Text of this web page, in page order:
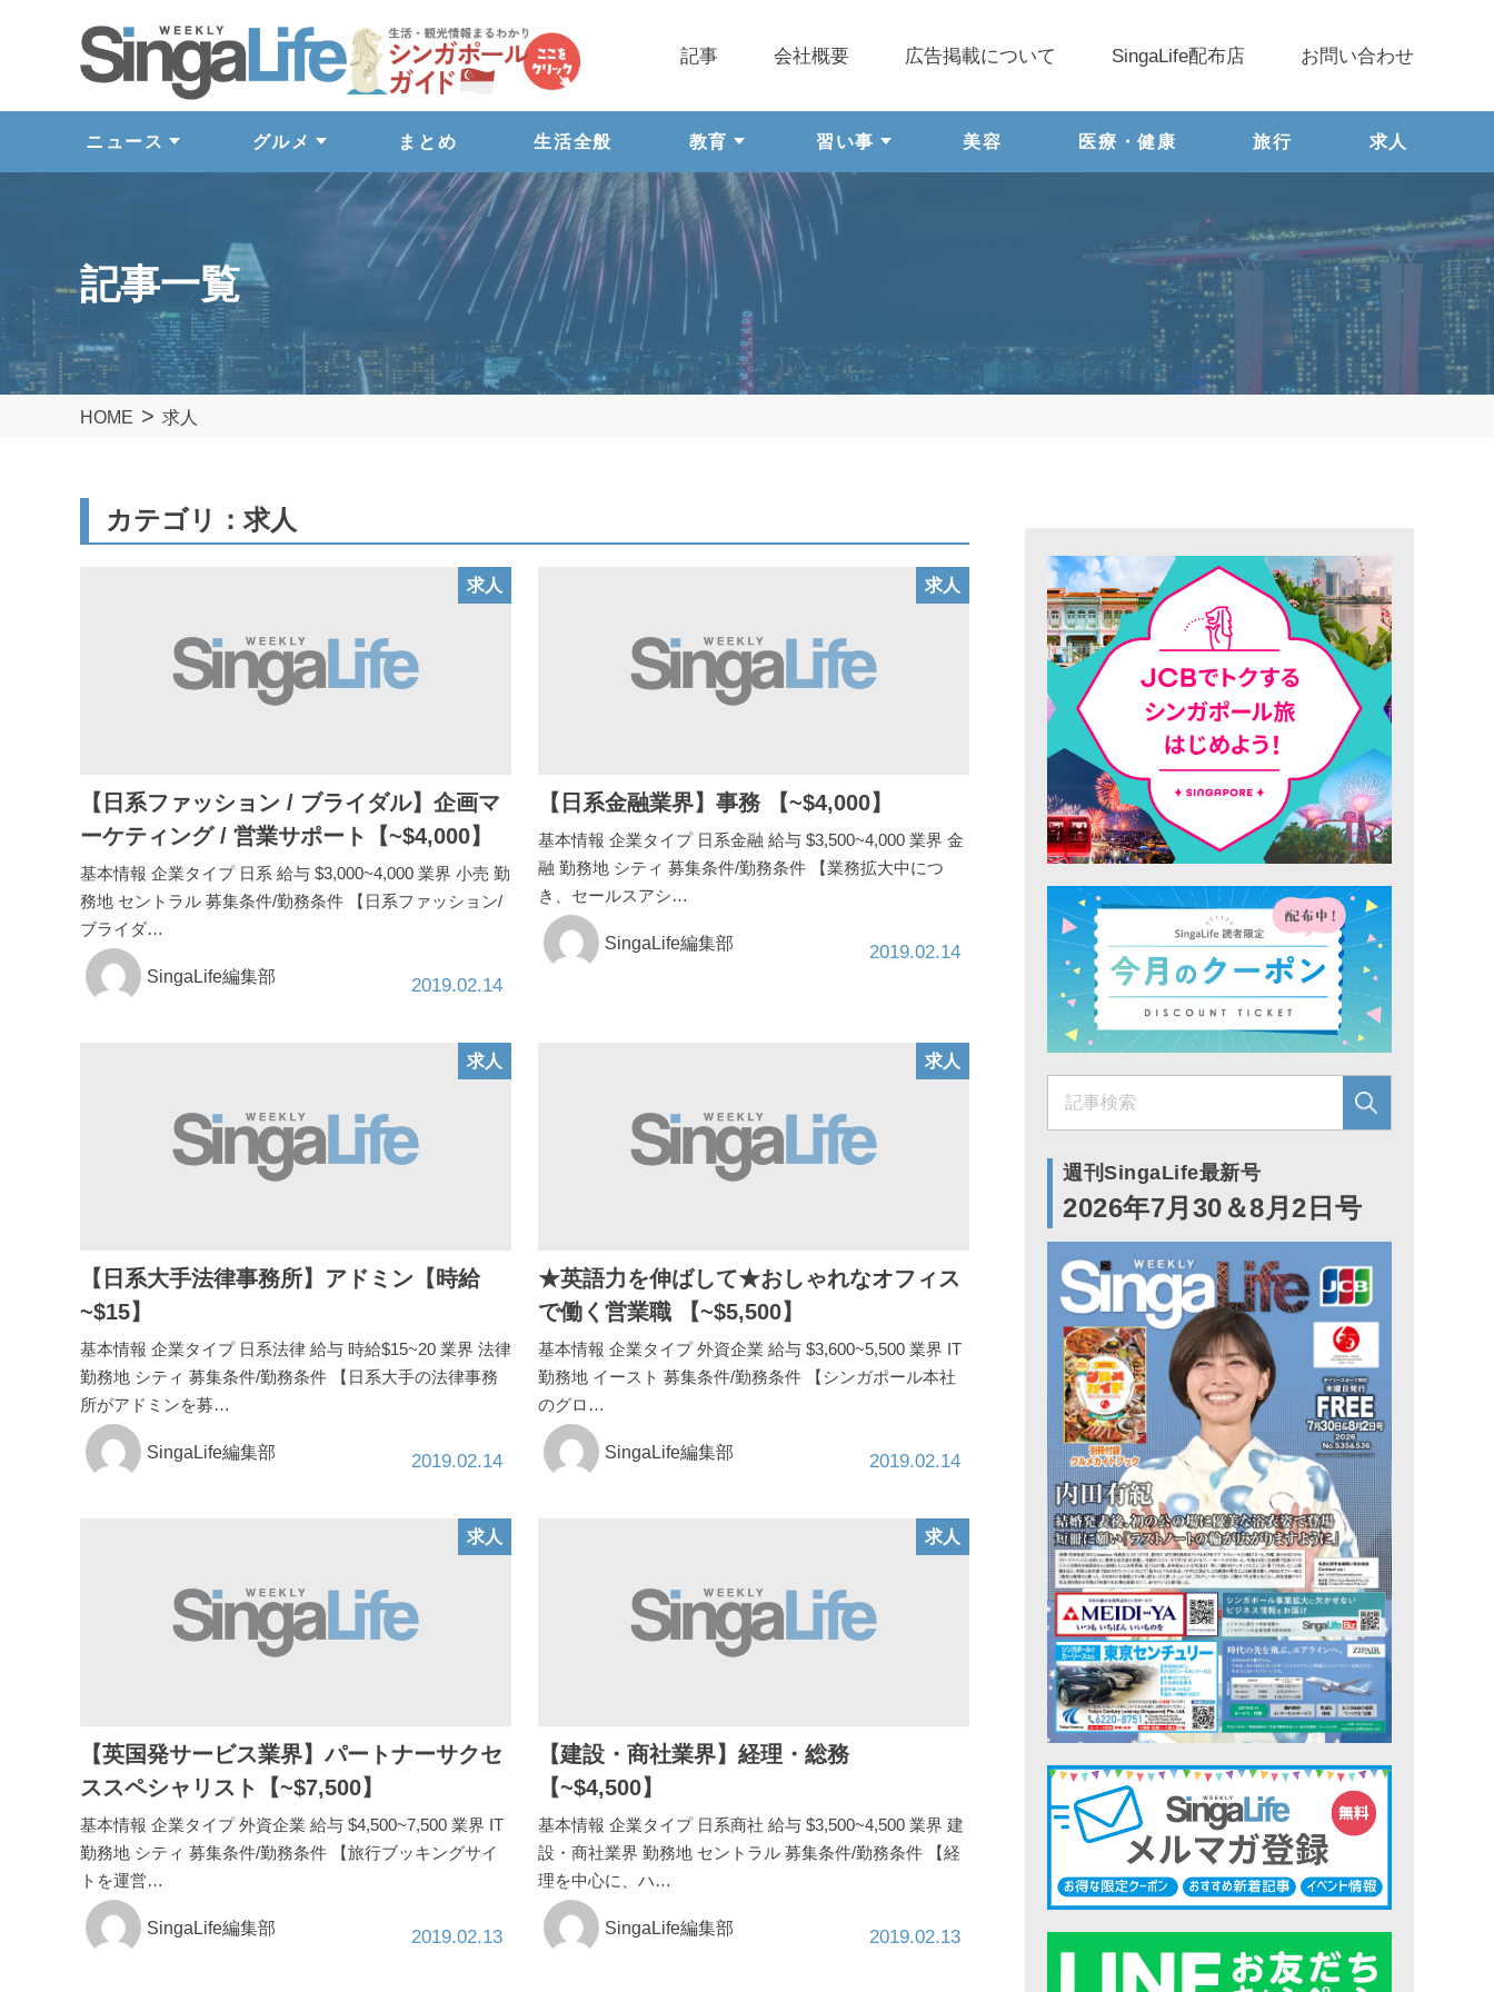
ニュース グルメ まとめ 生活全般 教育 習い事 美容 医療・健康 旅行 求人
記事 会社概要 広告掲載について SingaLife配布店 お問い合わせ
記事一覧
HOME 求人
カテゴリ：求人
求人
【日系ファッション / ブライダル】企画マ
ーケティング / 営業サポート【~$4,000】
基本情報 企業タイプ 日系 給与 $3,000~4,000 業界 小売 勤
務地 セントラル 募集条件/勤務条件 【日系ファッション/
ブライダ…
SingaLife編集部 2019.02.14
求人
【日系金融業界】事務 【~$4,000】
基本情報 企業タイプ 日系金融 給与 $3,500~4,000 業界 金
融 勤務地 シティ 募集条件/勤務条件 【業務拡大中につ
き、セールスアシ…
SingaLife編集部 2019.02.14
求人
【日系大手法律事務所】アドミン【時給
~$15】
基本情報 企業タイプ 日系法律 給与 時給$15~20 業界 法律
勤務地 シティ 募集条件/勤務条件 【日系大手の法律事務
所がアドミンを募…
SingaLife編集部 2019.02.14
求人
★英語力を伸ばして★おしゃれなオフィス
で働く営業職 【~$5,500】
基本情報 企業タイプ 外資企業 給与 $3,600~5,500 業界 IT
勤務地 イースト 募集条件/勤務条件 【シンガポール本社
のグロ…
SingaLife編集部 2019.02.14
求人
【英国発サービス業界】パートナーサクセ
ススペシャリスト【~$7,500】
基本情報 企業タイプ 外資企業 給与 $4,500~7,500 業界 IT
勤務地 シティ 募集条件/勤務条件 【旅行ブッキングサイ
トを運営…
SingaLife編集部 2019.02.13
求人
【建設・商社業界】経理・総務
【~$4,500】
基本情報 企業タイプ 日系商社 給与 $3,500~4,500 業界 建
設・商社業界 勤務地 セントラル 募集条件/勤務条件 【経
理を中心に、ハ…
SingaLife編集部 2019.02.13
週刊SingaLife最新号
2026年7月30＆8月2日号